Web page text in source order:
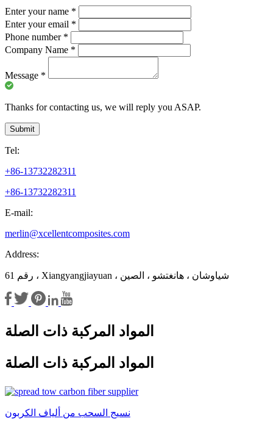
Enter your name *
Enter your email *
Phone number *
Company Name *
Message *
Thanks for contacting us, we will reply you ASAP.
Submit
Tel:
+86-13732282311
+86-13732282311
E-mail:
merlin@xcellentcomposites.com
Address:
رقم 61 ، Xiangyangjiayuan ، شياوشان ، هانغتشو ، الصين
المواد المركبة ذات الصلة
المواد المركبة ذات الصلة
نسيج السحب من ألياف الكربون